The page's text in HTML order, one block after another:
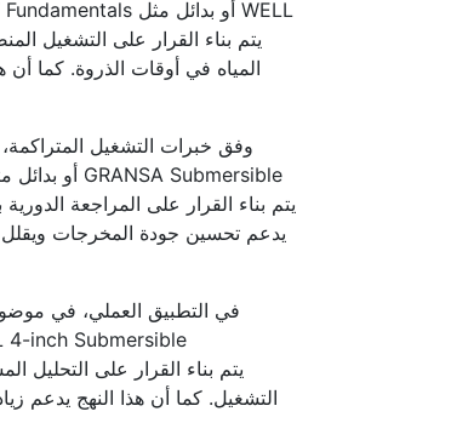
المياه في أوقات الذروة. كما أن
وفق خبرات التشغيل
يدعم تحسين جودة المخرجات ويقلل
في التطبيق العملي، في
التشغيل. كما أن هذا النهج يدعم